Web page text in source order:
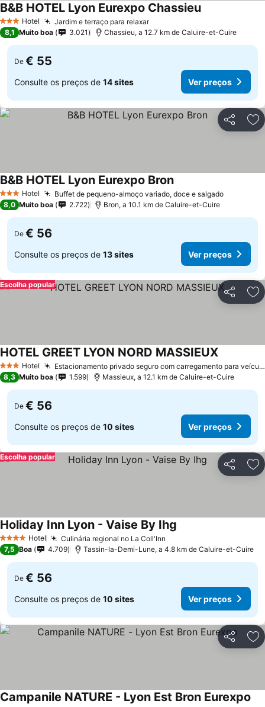
3 EstrelasHotel Jardim e terraço para relaxar
B&B HOTEL Lyon Eurexpo Chassieu
8,1 Muito boa 3.021 Chassieu, a 12.7 km de Caluire-et-Cuire
De € 55
Consulte os preços de 14 sites Ver preços
Partilhar
3 EstrelasHotel Buffet de pequeno-almoço variado, doce e salgado
B&B HOTEL Lyon Eurexpo Bron
8,0 Muito boa 2.722 Bron, a 10.1 km de Caluire-et-Cuire
De € 56
Consulte os preços de 13 sites Ver preços
Partilhar
Escolha popular
3 EstrelasHotel Estacionamento privado seguro com carregamento para veículos elétricos
HOTEL GREET LYON NORD MASSIEUX
8,3 Muito boa 1.599 Massieux, a 12.1 km de Caluire-et-Cuire
De € 56
Consulte os preços de 10 sites Ver preços
Partilhar
Escolha popular
4 EstrelasHotel Culinária regional no La Coll'Inn
Holiday Inn Lyon - Vaise By Ihg
7,5 Boa 4.709 Tassin-la-Demi-Lune, a 4.8 km de Caluire-et-Cuire
De € 56
Consulte os preços de 10 sites Ver preços
Partilhar
Campanile NATURE - Lyon Est Bron Eurexpo